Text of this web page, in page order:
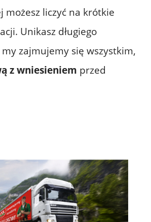
możesz liczyć na krótkie
Unikasz długiego
zajmujemy się wszystkim,
z wniesieniem przed